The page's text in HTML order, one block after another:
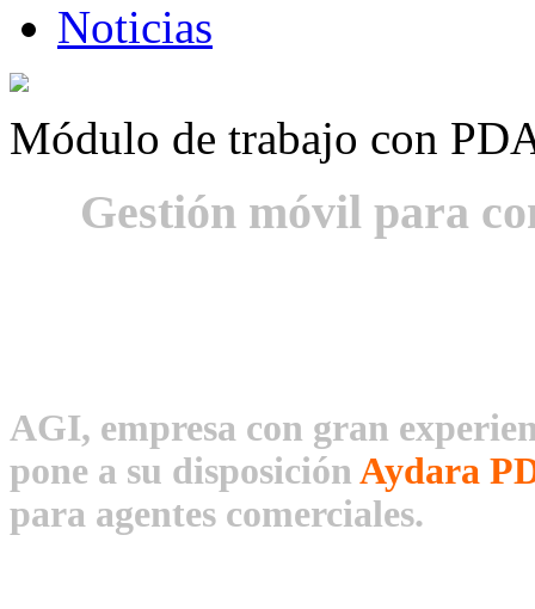
Noticias
Módulo de trabajo con
Gestión móvil para
AGI, empresa con gran
pone a su disposición Aydara
para agentes comerciales.